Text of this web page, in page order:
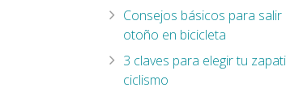
Consejos básicos para salir
otoño en bicicleta
3 claves para elegir tu
ciclismo